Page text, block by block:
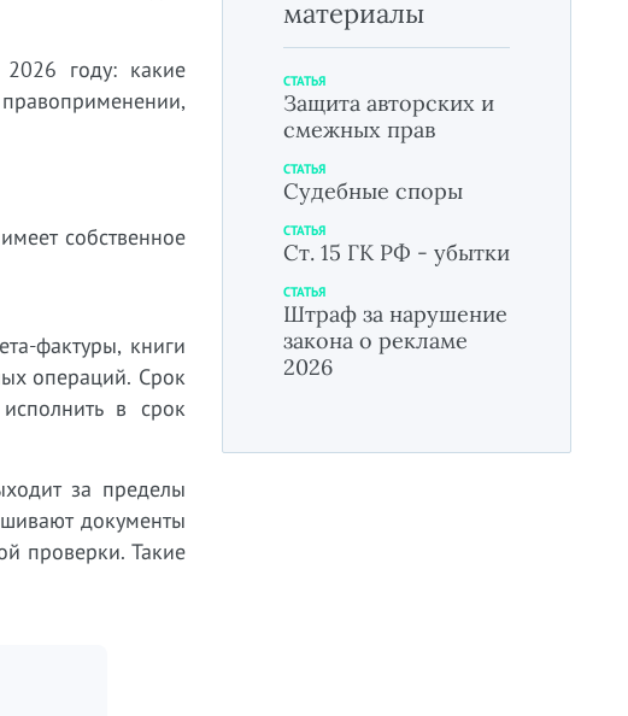
году: какие
собственное
фактуры, книги
операций. Срок
в срок
за пределы
документы
проверки. Такие
материалы
СТАТЬЯ
Защита авторских и
смежных прав
СТАТЬЯ
Судебные споры
СТАТЬЯ
Ст. 15 ГК РФ - убытки
СТАТЬЯ
Штраф за нарушение
закона о рекламе
2026